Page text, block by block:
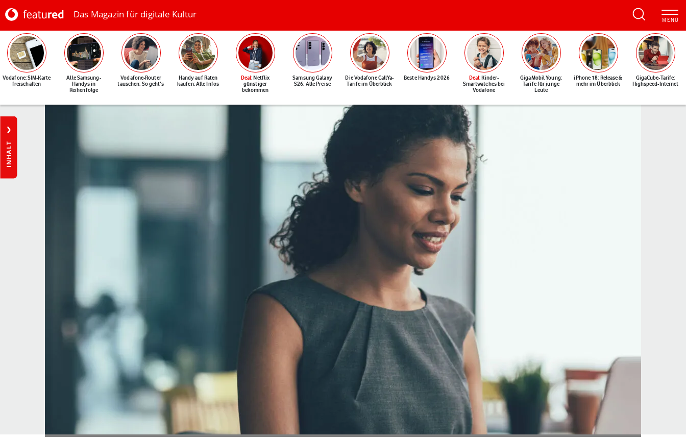
Das Magazin für digitale Kultur
Vodafone: SIM-Karte
freischalten
Alle Samsung-
Handys in
Reihenfolge
Vodafone-Router
tauschen: So geht's
Handy auf Raten
kaufen: Alle Infos
Deal: Netflix
günstiger
bekommen
Samsung Galaxy
S26: Alle Preise
Die Vodafone CallYa-
Tarife im Überblick
Beste Handys 2026 Deal: Kinder-
Smartwatches bei
Vodafone
GigaMobil Young:
Tarife für junge
Leute
iPhone 18: Release &
mehr im Überblick
GigaCube-Tarife:
Highspeed-Internet
INHALT